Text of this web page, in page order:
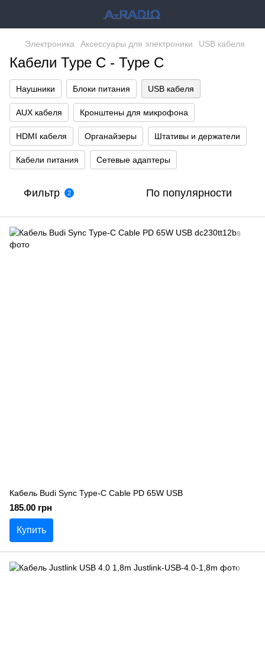
Электроника Аксессуары для электроники USB кабеля
Кабели Type C - Type C
Наушники Блоки питания USB кабеля
AUX кабеля Кронштены для микрофона
HDMI кабеля Органайзеры Штативы и держатели
Кабели питания Сетевые адаптеры
Фильтр 2 По популярности
Кабель Budi Sync Type-C Cable PD 65W USB
185.00 грн
Купить